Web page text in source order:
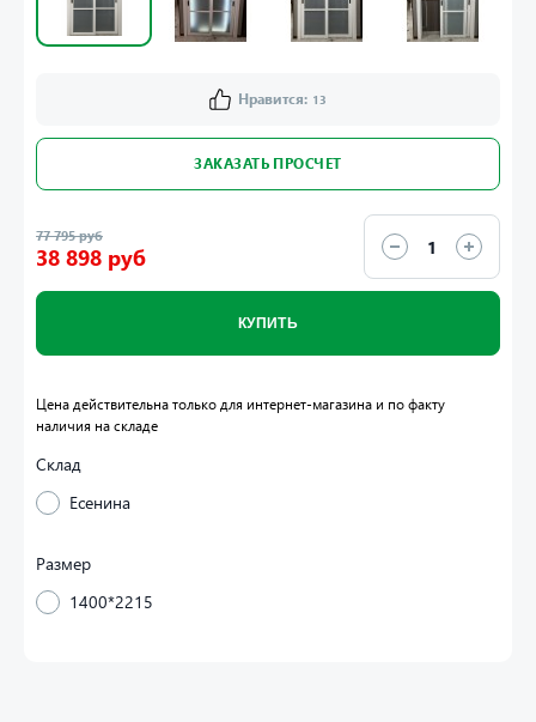
Нравится: 13
ЗАКАЗАТЬ ПРОСЧЕТ
77 795 руб
38 898 руб
КУПИТЬ
Склад
Есенина
Размер
1400*2215
Цена действительна только для интернет-магазина и по факту
наличия на складе